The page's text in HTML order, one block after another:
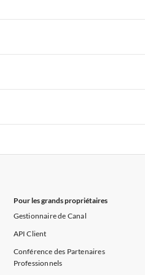
France Appartements de
France Appartements de
France Appartements de
France Appartements de
Pour les grands propriétaires
Gestionnaire de Canal
API Client
Conférence des Partenaires
Professionnels